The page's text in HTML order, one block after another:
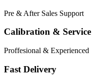
Pre & After Sales Support
Calibration & Service
Proffesional & Experienced
Fast Delivery